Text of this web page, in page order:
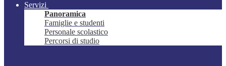
Servizi
Panoramica
Famiglie e studenti
Personale scolastico
Percorsi di studio